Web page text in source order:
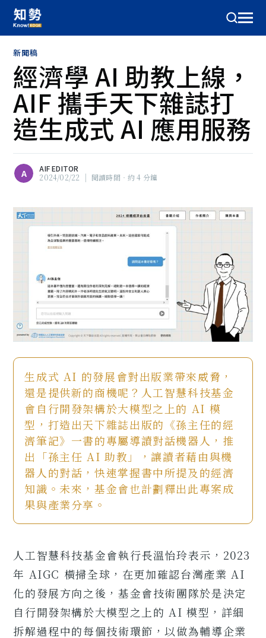
新聞稿
經濟學 AI 助教上線，
AIF 攜手天下雜誌打
造生成式 AI 應用服務
A
AIF EDITOR
2024/02/22
| 閱讀時間‧約 4 分鐘
生成式 AI 的發展會對出版業帶來威脅，
還是提供新的商機呢？人工智慧科技基金
會自行開發架構於大模型之上的 AI 模
型，打造出天下雜誌出版的《孫主任的經
濟筆記》一書的專屬導讀對話機器人，推
出「孫主任 AI 助教」，讓讀者藉由與機
器人的對話，快速掌握書中所提及的經濟
知識。未來，基金會也計劃釋出此專案成
果與產業分享。
人工智慧科技基金會執行長溫怡玲表示，2023
年 AIGC 橫掃全球，在更加確認台灣產業 AI
化的發展方向之後，基金會技術團隊於是決定
自行開發架構於大模型之上的 AI 模型，詳細
拆解過程中的每個技術環節，以做為輔導企業